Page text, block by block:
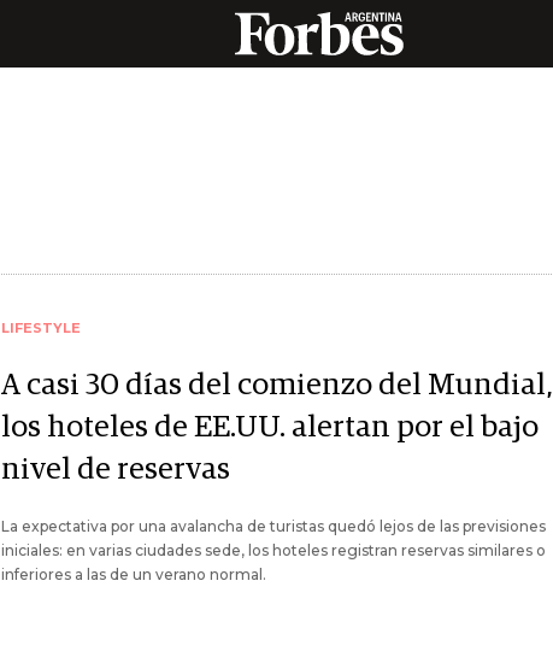
LIFESTYLE
A casi 30 días del comienzo del Mundial,
los hoteles de EE.UU. alertan por el bajo
nivel de reservas
La expectativa por una avalancha de turistas quedó lejos de las previsiones
iniciales: en varias ciudades sede, los hoteles registran reservas similares o
inferiores a las de un verano normal.